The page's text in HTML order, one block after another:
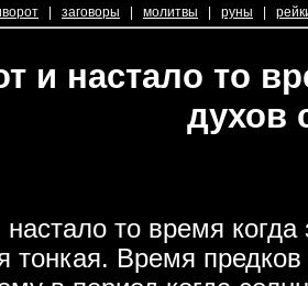
заговоры молитвы руны
и настало то
духов
настало то время
тонкая. Время